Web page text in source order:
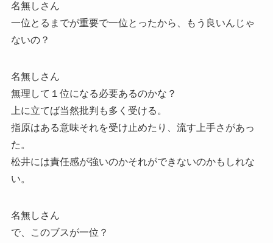
名無しさん
一位とるまでが重要で一位とったから、もう良いんじゃ
ないの？
名無しさん
無理して１位になる必要あるのかな？
上に立てば当然批判も多く受ける。
指原はある意味それを受け止めたり、流す上手さがあっ
た。
松井には責任感が強いのかそれができないのかもしれな
い。
名無しさん
で、このブスが一位？